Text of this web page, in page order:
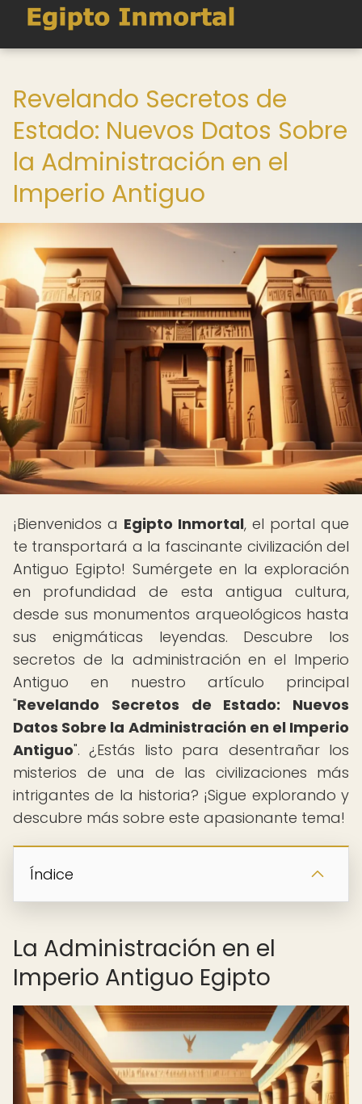
Revelando Secretos de
Estado: Nuevos Datos Sobre
la Administración en el
Imperio Antiguo
¡Bienvenidos a Egipto Inmortal, el portal que
te transportará a la fascinante civilización del
Antiguo Egipto! Sumérgete en la exploración
en profundidad de esta antigua cultura,
desde sus monumentos arqueológicos hasta
sus enigmáticas leyendas. Descubre los
secretos de la administración en el Imperio
Antiguo en nuestro artículo principal
"Revelando Secretos de Estado: Nuevos
Datos Sobre la Administración en el Imperio
Antiguo". ¿Estás listo para desentrañar los
misterios de una de las civilizaciones más
intrigantes de la historia? ¡Sigue explorando y
descubre más sobre este apasionante tema!
Índice
La Administración en el
Imperio Antiguo Egipto